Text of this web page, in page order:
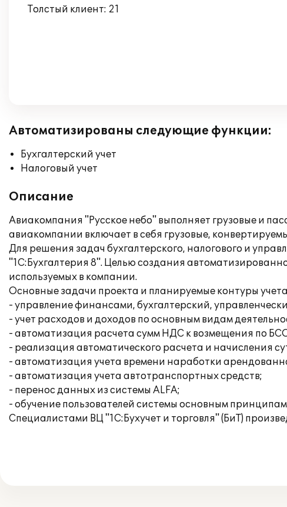
Толстый клиент: 21
Автоматизированы следующие функции:
Бухгалтерский учет
Налоговый учет
Описание
Авиакомпания "Русское небо" выполняет грузовые и
авиакомпании включает в себя грузовые,
Для решения задач бухгалтерского, налогового и
"1С:Бухгалтерия 8". Целью создания
используемых в компании.
Основные задачи проекта и планируемые контуры
- управление финансами, бухгалтерский,
- учет расходов и доходов по основным видам
- автоматизация расчета сумм НДС к возмещения по
- реализация автоматического расчета и начисления
- автоматизация учета времени наработки
- автоматизация учета автотранспортных средств;
- перенос данных из системы ALFA;
- обучение пользователей системы основным
Специалистами ВЦ "1С:Бухучет и торговля" (БиТ)